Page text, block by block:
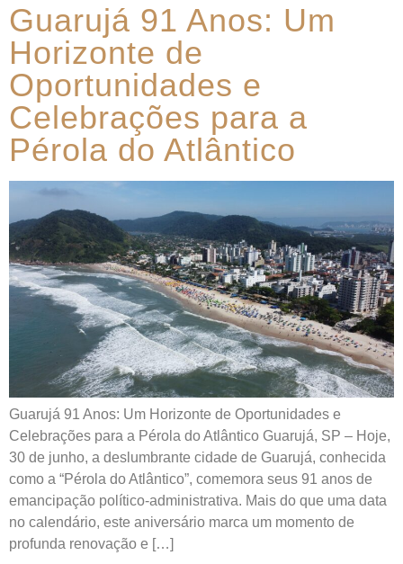
Guarujá 91 Anos: Um
Horizonte de
Oportunidades e
Celebrações para a
Pérola do Atlântico
Guarujá 91 Anos: Um Horizonte de Oportunidades e
Celebrações para a Pérola do Atlântico Guarujá, SP – Hoje,
30 de junho, a deslumbrante cidade de Guarujá, conhecida
como a “Pérola do Atlântico”, comemora seus 91 anos de
emancipação político-administrativa. Mais do que uma data
no calendário, este aniversário marca um momento de
profunda renovação e […]